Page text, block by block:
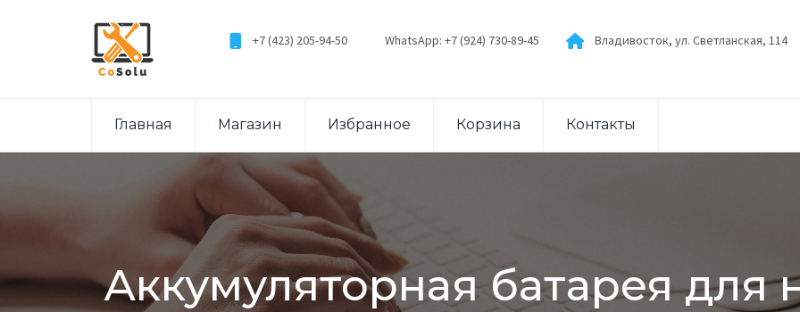
+7 (423) 205-94-50 WhatsApp: +7 (924) 730-89-45 Владивосток, ул. Светланская, 114
Главная Магазин Избранное Корзина Контакты
Аккумуляторная батарея для